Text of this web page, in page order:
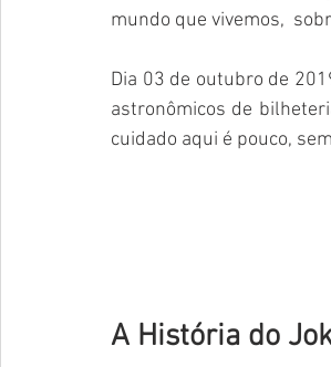
mundo que vivemos,
Dia 03 de outubro de
astronômicos de
cuidado aqui é pouco,
A História do